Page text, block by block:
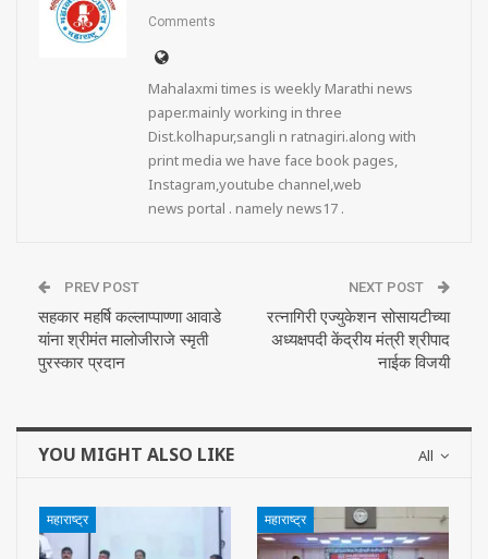
Comments
Mahalaxmi times is weekly Marathi news
paper.mainly working in three
Dist.kolhapur,sangli n ratnagiri.along with
print media we have face book pages,
Instagram,youtube channel,web
news portal . namely news17 .
PREV POST
सहकार महर्षि कल्लाप्पाण्णा आवाडे
यांना श्रीमंत मालोजीराजे स्मृती
पुरस्कार प्रदान
NEXT POST
रत्नागिरी एज्युकेशन सोसायटीच्या
अध्यक्षपदी केंद्रीय मंत्री श्रीपाद
नाईक विजयी
All
YOU MIGHT ALSO LIKE
महाराष्ट्र महाराष्ट्र